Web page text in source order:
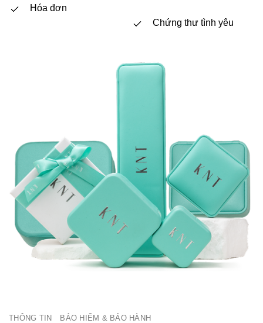
Hóa đơn
Chứng thư tình yêu
THÔNG TIN BẢO HIỂM & BẢO HÀNH